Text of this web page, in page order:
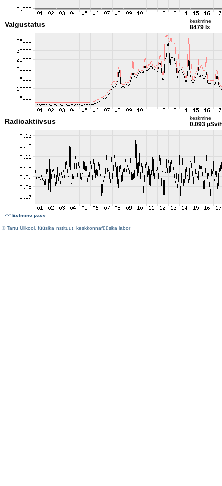
Valgustatus keskmine
8479 lx
Radioaktiivsus keskmine
0.093 µSv/h
<< Eelmine päev
©Tartu Ülikool füüsika instituut keskkonnafüüsika labor